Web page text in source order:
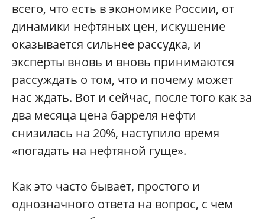
всего, что есть в экономике России, от
динамики нефтяных цен, искушение
оказывается сильнее рассудка, и
эксперты вновь и вновь принимаются
рассуждать о том, что и почему может
нас ждать. Вот и сейчас, после того как за
два месяца цена барреля нефти
снизилась на 20%, наступило время
«погадать на нефтяной гуще».
Как это часто бывает, простого и
однозначного ответа на вопрос, с чем